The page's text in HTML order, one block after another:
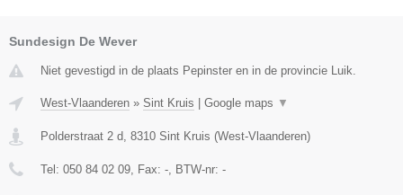
Sundesign De Wever
Niet gevestigd in de plaats Pepinster en in de provincie Luik.
West-Vlaanderen » Sint Kruis Google maps ▼
Polderstraat 2 d, 8310 Sint Kruis (West-Vlaanderen)
Tel: 050 84 02 09, Fax: -, BTW-nr: -